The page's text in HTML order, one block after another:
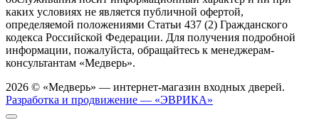
каких условиях не является публичной офертой,
определяемой положениями Статьи 437 (2) Гражданского
кодекса Российской Федерации. Для получения подробной
информации, пожалуйста, обращайтесь к менеджерам-
консультантам «Медверь».
2026 © «Медверь» — интернет-магазин входных дверей.
Разработка и продвижение — «ЭВРИКА»